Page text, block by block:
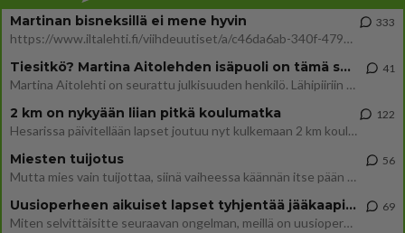
Martinan bisneksillä ei mene hyvin
https://www.iltalehti.fi/viihdeuutiset/a/c46da6ab-340f-4790-aaa7-0865eed2336 Yrityksen konkurssihakemus on tullut kärä
333
Tiesitkö? Martina Aitolehden isäpuoli on tämä suosittu laulaja
Martina Aitolehti on seurattu julkisuuden henkilö. Lähipiiriin mahtuu muitakin tunnettuja henkilöitä. Tiesitkö, että Ma
41
2 km on nykyään liian pitkä koulumatka
Hesarissa päivitellään lapset joutuu nyt kulkemaan 2 km kouluun jösses. Ruostefillarilla tuo matka menee vaikka miten äk
122
Miesten tuijotus
Mutta mies vain tuijottaa, siinä vaiheessa käännän itse pään pois. Mikä juttu? Yleensä jos joku tuijottaa tai katsoo, hä
56
Uusioperheen aikuiset lapset tyhjentää jääkaapin käydessään
Miten selvittäisitte seuraavan ongelman, meillä on uusioperhe, minulla teini-ikäiset lapset ja puolisolla aikuiset, jotk
69